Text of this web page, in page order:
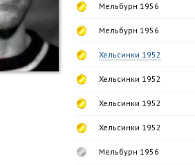
Мельбурн 1956
Мельбурн 1956
Хельсинки 1952
Хельсинки 1952
Хельсинки 1952
Хельсинки 1952
Мельбурн 1956